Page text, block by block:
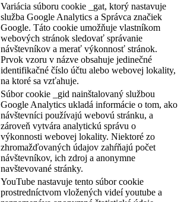
Variácia súboru cookie _gat, ktorý nastavuje
služba Google Analytics a Správca značiek
Google. Táto cookie umožňuje vlastníkom
webových stránok sledovať správanie
návštevníkov a merať výkonnosť stránok.
Prvok vzoru v názve obsahuje jedinečné
identifikačné číslo účtu alebo webovej lokality,
na ktoré sa vzťahuje.
Súbor cookie _gid nainštalovaný službou
Google Analytics ukladá informácie o tom, ako
návštevníci používajú webovú stránku, a
zároveň vytvára analytickú správu o
výkonnosti webovej lokality. Niektoré zo
zhromažďovaných údajov zahŕňajú počet
návštevníkov, ich zdroj a anonymne
navštevované stránky.
YouTube nastavuje tento súbor cookie
prostredníctvom vložených videí youtube a